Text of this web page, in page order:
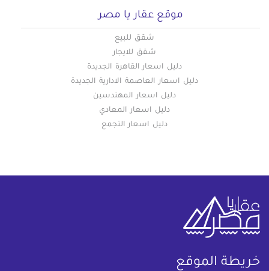
موقع عقار يا مصر
شقق للبيع
شقق للايجار
دليل اسعار القاهرة الجديدة
دليل اسعار العاصمة الادارية الجديدة
دليل اسعار المهندسين
دليل اسعار المعادي
دليل اسعار التجمع
خريطة الموقع